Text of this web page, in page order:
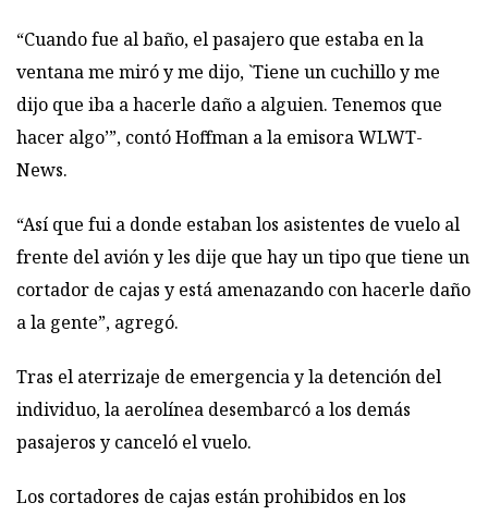
“Cuando fue al baño, el pasajero que estaba en la
ventana me miró y me dijo, `Tiene un cuchillo y me
dijo que iba a hacerle daño a alguien. Tenemos que
hacer algo’”, contó Hoffman a la emisora WLWT-
News.
“Así que fui a donde estaban los asistentes de vuelo al
frente del avión y les dije que hay un tipo que tiene un
cortador de cajas y está amenazando con hacerle daño
a la gente”, agregó.
Tras el aterrizaje de emergencia y la detención del
individuo, la aerolínea desembarcó a los demás
pasajeros y canceló el vuelo.
Los cortadores de cajas están prohibidos en los